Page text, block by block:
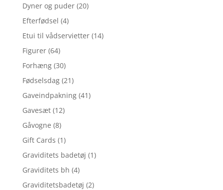
Dyner og puder (20)
Efterfødsel (4)
Etui til vådservietter (14)
Figurer (64)
Forhæng (30)
Fødselsdag (21)
Gaveindpakning (41)
Gavesæt (12)
Gåvogne (8)
Gift Cards (1)
Graviditets badetøj (1)
Graviditets bh (4)
Graviditetsbadetøj (2)